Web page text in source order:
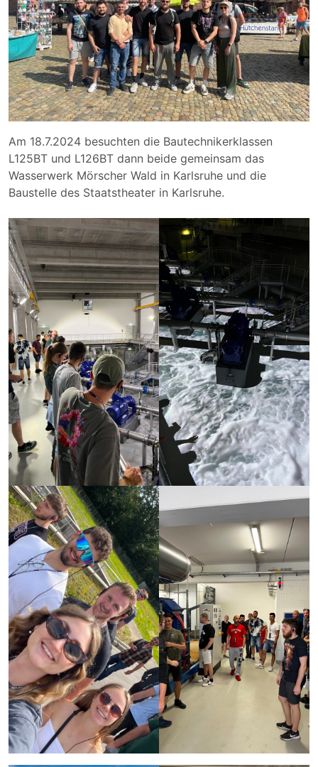
Am 18.7.2024 besuchten die Bautechnikerklassen
L125BT und L126BT dann beide gemeinsam das
Wasserwerk Mörscher Wald in Karlsruhe und die
Baustelle des Staatstheater in Karlsruhe.